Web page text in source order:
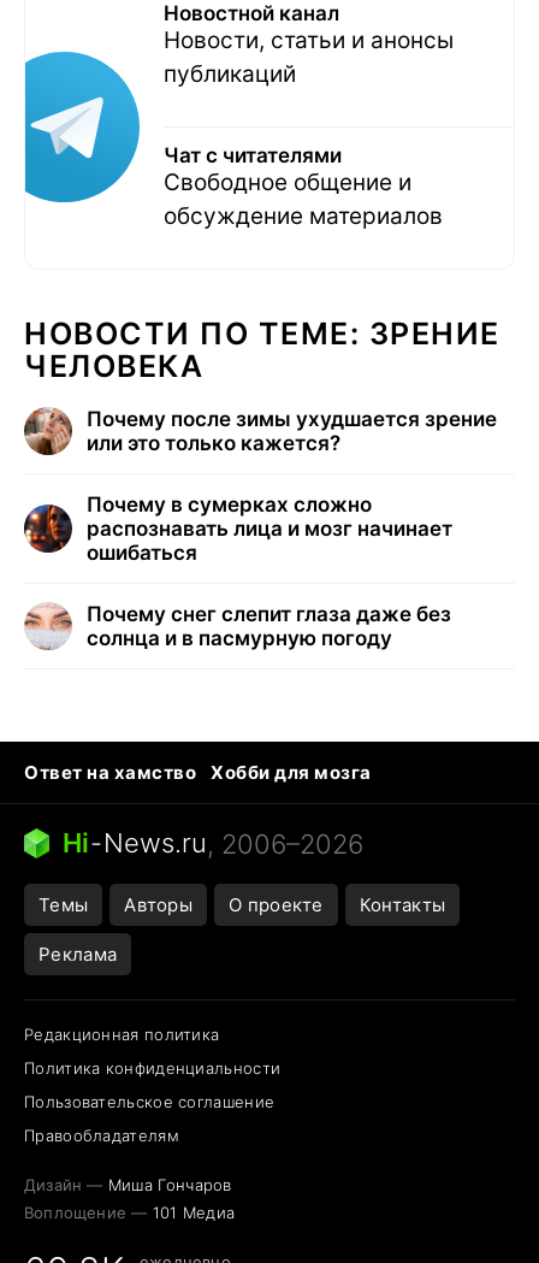
Новостной канал
Новости, статьи и анонсы
публикаций
Чат с читателями
Свободное общение и
обсуждение материалов
НОВОСТИ ПО ТЕМЕ: ЗРЕНИЕ
ЧЕЛОВЕКА
Почему после зимы ухудшается зрение
или это только кажется?
Почему в сумерках сложно
распознавать лица и мозг начинает
ошибаться
Почему снег слепит глаза даже без
солнца и в пасмурную погоду
Ответ на хамство
Хобби для мозга
Бензин 100 vs 95
Тунцы в океанариуме
Следующая пандемия
Hi-News.ru, 2006–2026
Темы Авторы О проекте Контакты
Реклама
Редакционная политика
Политика конфиденциальности
Пользовательское соглашение
Правообладателям
Дизайн — Миша Гончаров
Воплощение — 101 Медиа